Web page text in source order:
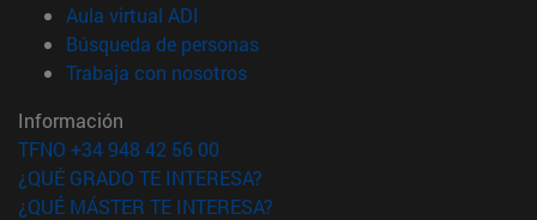
Aula virtual ADI
Búsqueda de personas(abre en nueva ventana)
Trabaja con nosotros(abre en nueva ventana)
Información
TFNO +34 948 42 56 00
¿QUÉ GRADO TE INTERESA?
¿QUÉ MÁSTER TE INTERESA?